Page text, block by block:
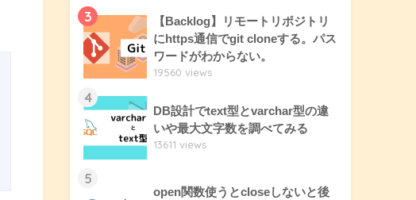
3
【Backlog】リモートリポジトリ
にhttps通信でgit cloneする。パス
ワードがわからない。
19560 views
4
DB設計でtext型とvarchar型の違
いや最大文字数を調べてみる
13611 views
5
open関数使うとcloseしないと後